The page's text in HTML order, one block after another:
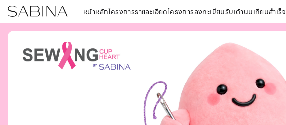
หน้าหลักโครงการรายละเอียดโครงการลงทะเบียนรับเต้านมเทียมสำเร็จ